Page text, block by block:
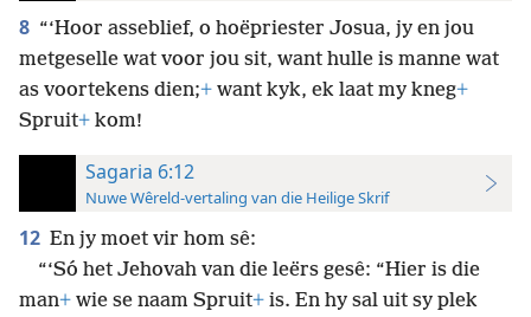
8 “‘Hoor asseblief, o hoëpriester Josua, jy en jou
metgeselle wat voor jou sit, want hulle is manne wat
as voortekens dien;+ want kyk, ek laat my kneg+
Spruit+ kom!
Sagaria 6:12
Nuwe Wêreld-vertaling van die Heilige Skrif
12 En jy moet vir hom sê:
“‘Só het Jehovah van die leërs gesê: “Hier is die
man+ wie se naam Spruit+ is. En hy sal uit sy plek